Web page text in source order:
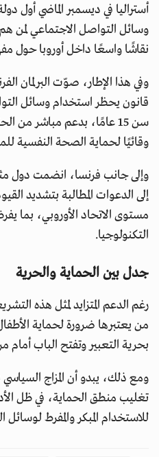
أستراليا في ديسمبر الماضي أول
نقاشًا واسعًا داخل أوروبا حول
وفي هذا الإطار، صوّت البرلمان
قانون يحظر استخدام وسائل
سن 15 عامًا، بدعم مباشر من
وقائيًا لحماية الصحة النفسية
وإلى جانب فرنسا، انضمت دول
إلى الدعوات المطالبة بتشديد
مستوى الاتحاد الأوروبي، بما
التكنولوجيا.
جدل بين الحماية والحرية
رغم الدعم المتزايد لمثل هذه
من يعتبرها ضرورة لحماية
بحرية التعبير وتفتح الباب أمام
ومع ذلك، يبدو أن المزاج
تغليب منطق الحماية، في ظل
للاستخدام المبكر والمفرط